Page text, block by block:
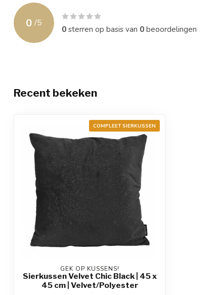
0 /5
0sterren op basis van 0beoordelingen
Recent bekeken
COMPLEET SIERKUSSEN
GEK OP KUSSENS!
Sierkussen Velvet Chic Black | 45 x
45 cm | Velvet/Polyester